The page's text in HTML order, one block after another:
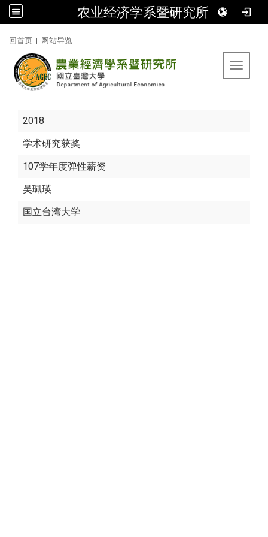
农业经济学系暨研究所
回首页 | 网站导览
Toggle
2018
学术研究获奖
107学年度弹性薪资
吴珮瑛
国立台湾大学